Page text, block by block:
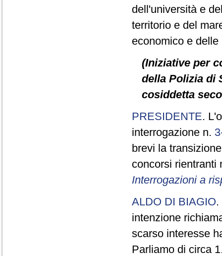
dell'università e
territorio e del
economico e
(Iniziative per
della Polizia di
cosiddetta
PRESIDENTE.
interrogazione n.
brevi la
concorsi
Interrogazioni a
ALDO DI BIAGIO
intenzione
scarso interesse
Parliamo di circa